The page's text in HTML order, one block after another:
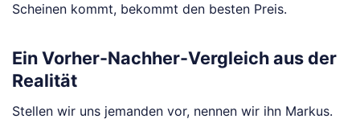
Scheinen kommt, bekommt den besten Preis.
Ein Vorher-Nachher-Vergleich aus der
Realität
Stellen wir uns jemanden vor, nennen wir ihn Markus.